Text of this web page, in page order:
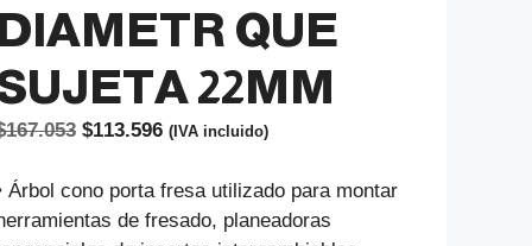
DIAMETR QUE
22MM
167.053 El
original
era:
$113.596El
actual
es:
(IVA incluido)
Árbol cono porta fresa utilizado para montar
de fresado, planeadoras